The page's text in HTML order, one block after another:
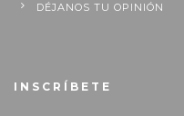
DÉJANOS TU OPINIÓN
INSCRÍBETE